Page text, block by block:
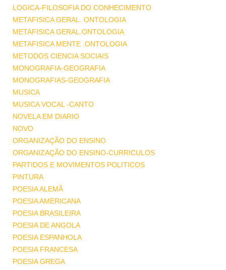
LOGICA-FILOSOFIA DO CONHECIMENTO
METAFISICA GERAL. ONTOLOGIA
METAFISICA GERAL.ONTOLOGIA
METAFISICA MENTE .ONTOLOGIA
METODOS CIENCIA SOCIAIS
MONOGRAFIA-GEOGRAFIA
MONOGRAFIAS-GEOGRAFIA
MUSICA
MUSICA VOCAL -CANTO
NOVELA EM DIARIO
NOVO
ORGANIZAÇÃO DO ENSINO
ORGANIZAÇÃO DO ENSINO-CURRICULOS
PARTIDOS E MOVIMENTOS POLITICOS
PINTURA
POESIA ALEMÃ
POESIA AMERICANA
POESIA BRASILEIRA
POESIA DE ANGOLA
POESIA ESPANHOLA
POESIA FRANCESA
POESIA GREGA